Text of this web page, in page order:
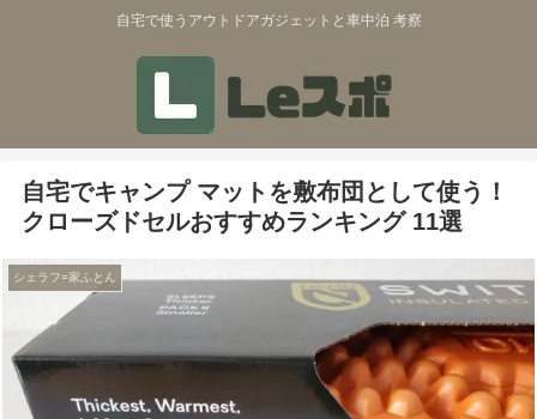
自宅で使うアウトドアガジェットと車中泊 考察
自宅でキャンプ マットを敷布団として使う！
クローズドセルおすすめランキング 11選
シェラフ=家ふとん